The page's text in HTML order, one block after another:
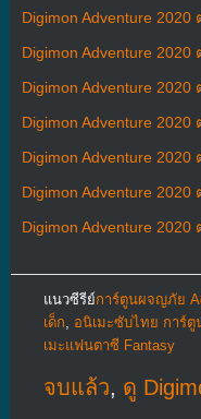
Digimon Adventure
Digimon Adventure
Digimon Adventure
Digimon Adventure
Digimon Adventure
Digimon Adventure
Digimon Adventure
แนวซีรีย์การ์ตูนผจญภัย
เด็ก
อนิเมะซับไทย การ์
เมะแฟนตาซี Fantasy
จบแล้ว, ดู